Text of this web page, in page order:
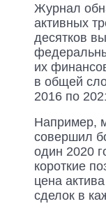
Журнал
активных
десятков
их
в общей
2016 по
Например,
совершил
один 2020
короткие
цена
сделок в